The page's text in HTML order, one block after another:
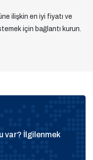
ilişkin en iyi fiyatı ve
için bağlantı kurun.
var? İlgilenmek